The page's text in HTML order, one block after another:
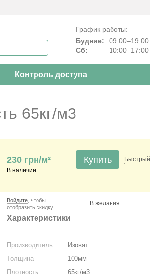
График работы:
Будние:
09:00–19:00
Сб:
10:00–17:00
Контроль доступа
65кг/м3
230 грн/м²
В наличии
Купить Быстрый
Войдите , чтобы
отобразить скидку
В желания
Характеристики
Производитель
Изоват
Толщина
100мм
Плотность
65кг/м3